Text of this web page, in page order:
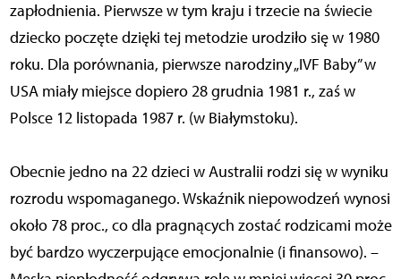
zapłodnienia. Pierwsze w tym kraju i trzecie na świecie
dziecko poczęte dzięki tej metodzie urodziło się w 1980
roku. Dla porównania, pierwsze narodziny „IVF Baby” w
USA miały miejsce dopiero 28 grudnia 1981 r., zaś w
Polsce 12 listopada 1987 r. (w Białymstoku).
Obecnie jedno na 22 dzieci w Australii rodzi się w wyniku
rozrodu wspomaganego. Wskaźnik niepowodzeń wynosi
około 78 proc., co dla pragnących zostać rodzicami może
być bardzo wyczerpujące emocjonalnie (i finansowo). –